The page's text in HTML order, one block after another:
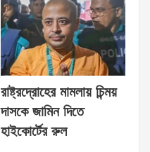
রাষ্ট্রদ্রোহের মামলায় চিন্ময়
দাসকে জামিন দিতে
হাইকোর্টের রুল